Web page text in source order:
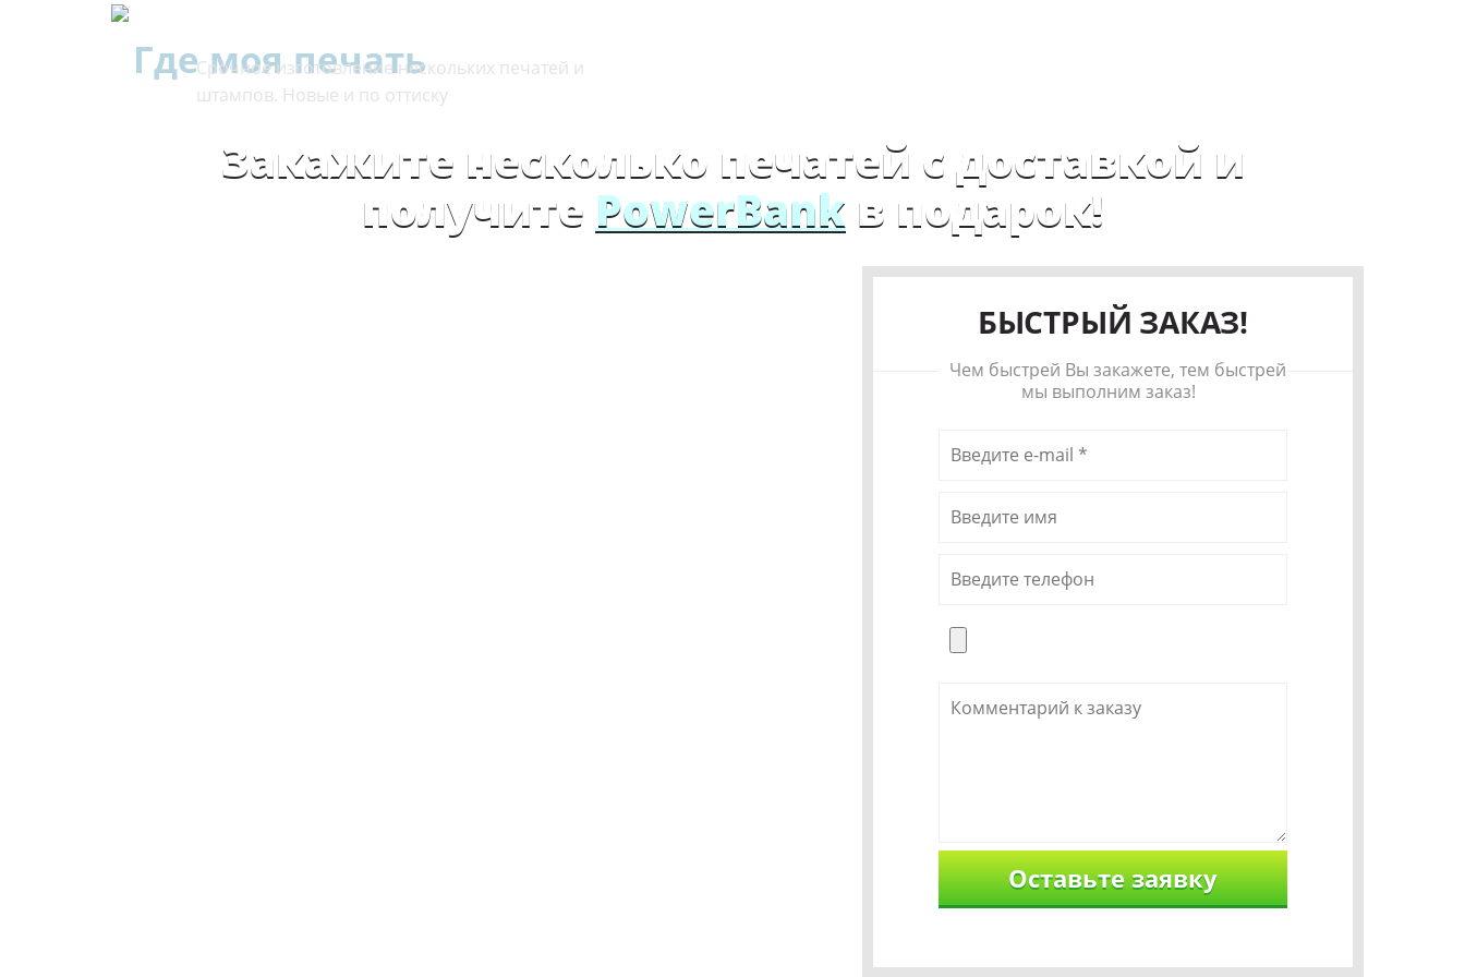
Где моя печать
Срочное изготовление нескольких печатей и
штампов. Новые и по оттиску
Закажите несколько печатей с доставкой и
получите PowerBank в подарок!
БЫСТРЫЙ ЗАКАЗ!
Чем быстрей Вы закажете, тем быстрей
мы выполним заказ!